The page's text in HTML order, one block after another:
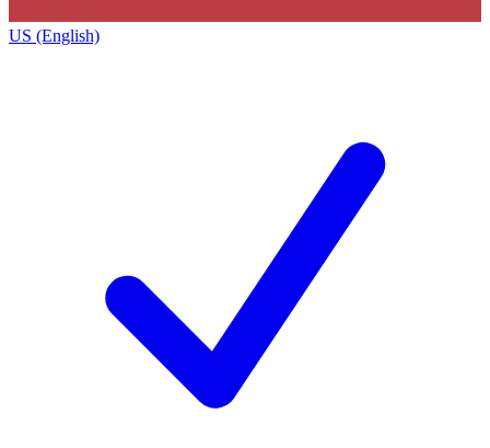
US (English)